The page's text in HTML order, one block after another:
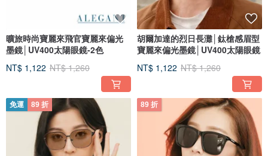
曠旅時尚寶麗來飛官寶麗來偏光
墨鏡│UV400太陽眼鏡-2色
NT$ 1,122 NT$ 1,260
胡爾加達的烈日長灘│鈦槍感眉型
寶麗來偏光墨鏡│UV400太陽眼鏡
NT$ 1,122 NT$ 1,260
免運 89 折 89 折